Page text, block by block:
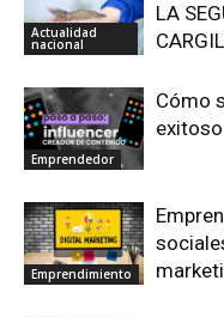
Actualidad
nacional
LA
Emprendedor
Cómo
Emprendimiento